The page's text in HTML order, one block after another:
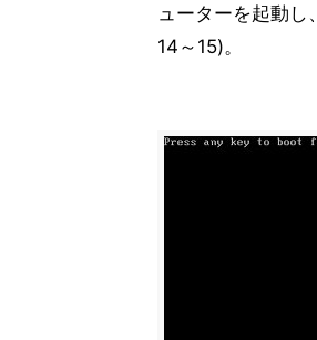
ューターを起動
14～15)。